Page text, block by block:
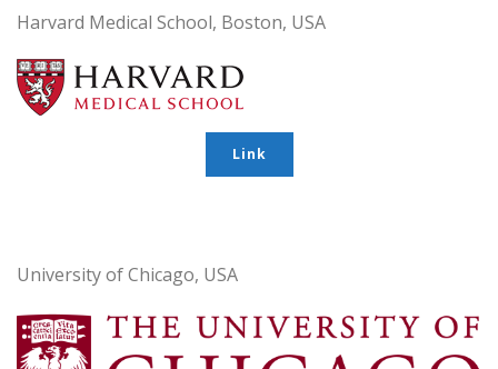
Harvard Medical School, Boston, USA
Link
University of Chicago, USA